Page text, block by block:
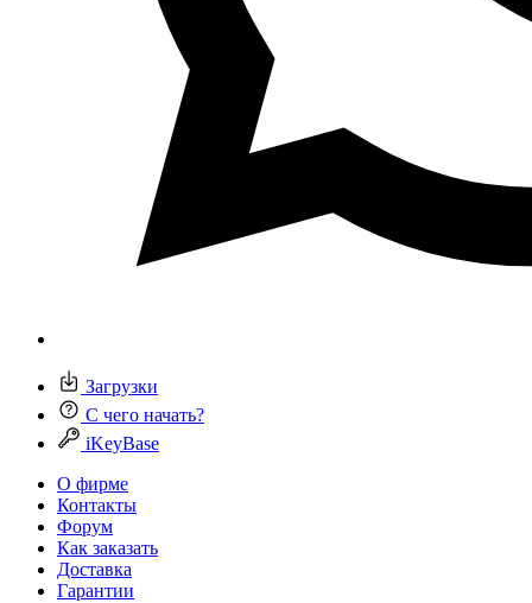
Загрузки
С чего начать?
iKeyBase
О фирме
Контакты
Форум
Как заказать
Доставка
Гарантии